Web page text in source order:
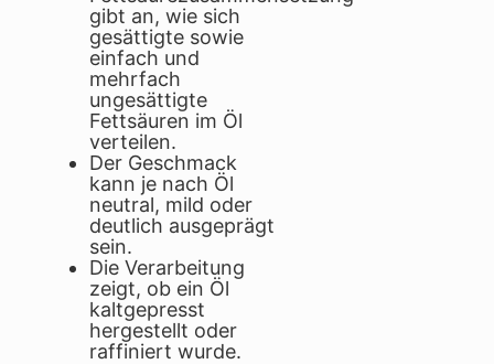
gibt an, wie sich
gesättigte sowie
einfach und
mehrfach
ungesättigte
Fettsäuren im Öl
verteilen.
Der Geschmack
kann je nach Öl
neutral, mild oder
deutlich ausgeprägt
sein.
Die Verarbeitung
zeigt, ob ein Öl
kaltgepresst
hergestellt oder
raffiniert wurde.